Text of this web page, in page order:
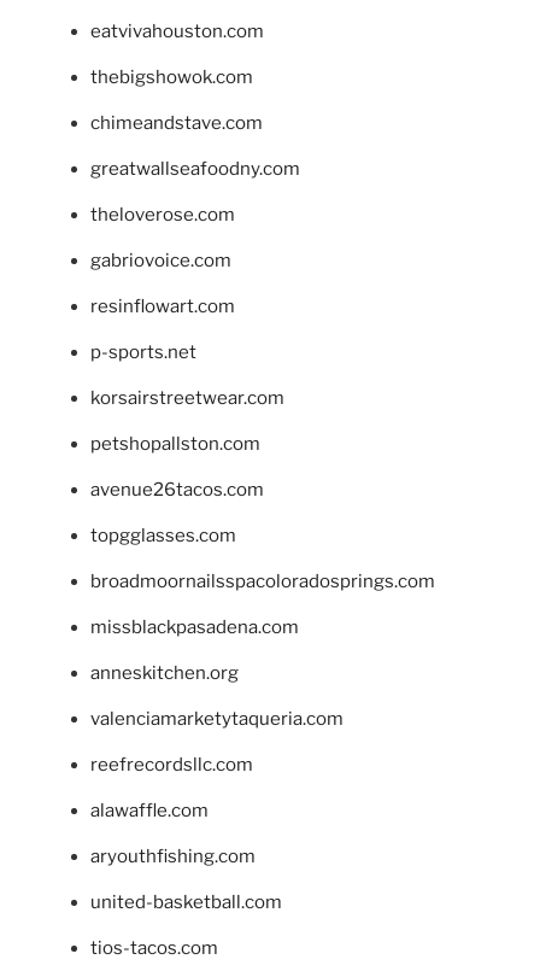
eatvivahouston.com
thebigshowok.com
chimeandstave.com
greatwallseafoodny.com
theloverose.com
gabriovoice.com
resinflowart.com
p-sports.net
korsairstreetwear.com
petshopallston.com
avenue26tacos.com
topgglasses.com
broadmoornailsspacoloradosprings.com
missblackpasadena.com
anneskitchen.org
valenciamarketytaqueria.com
reefrecordsllc.com
alawaffle.com
aryouthfishing.com
united-basketball.com
tios-tacos.com